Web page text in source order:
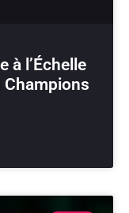
à l’Échelle
Champions